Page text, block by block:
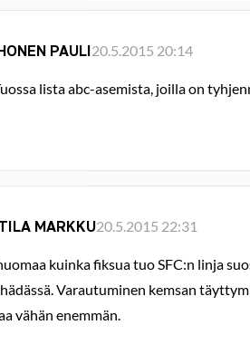
PAULI20.5.2015 20:14
lista abc-asemista, joilla on
MARKKU20.5.2015 22:31
kuinka fiksua tuo SFC:n linja
Varautuminen kemsan
vähän enemmän.